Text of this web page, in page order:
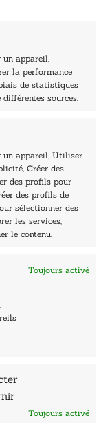
un appareil,
la performance
de statistiques
sources.
un appareil, Utiliser
Créer des
des profils pour
des profils de
sélectionner des
les services,
le contenu.
Toujours activé
Toujours activé